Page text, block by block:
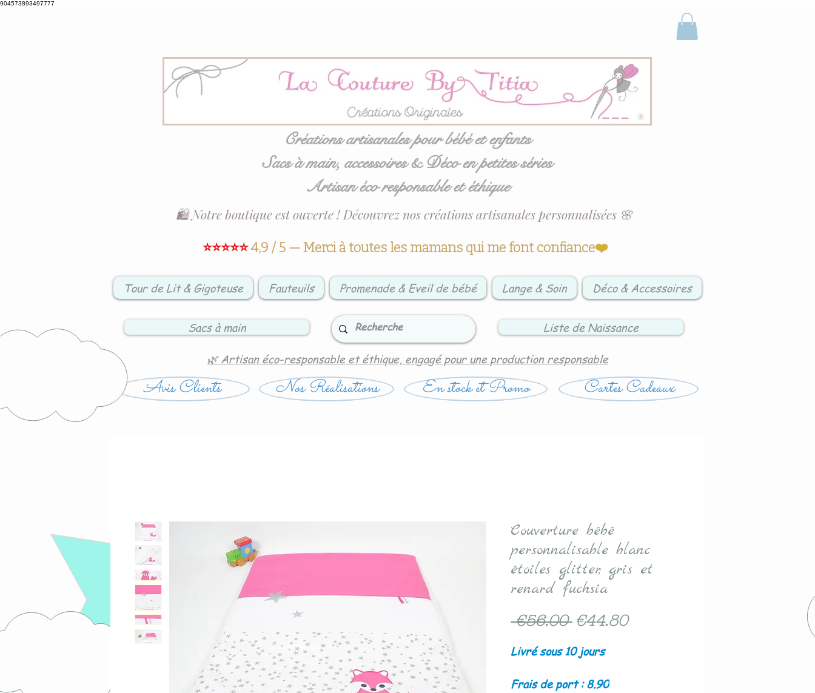
904573893497777
Créations artisanales pour bébé et enfants
Sacs à main, accessoires & Déco en petites séries
Artisan éco responsable et éthique
⭐⭐⭐⭐⭐4,9 / 5 — Merci à toutes les mamans qui me font confiance❤️
🛍️ Notre boutique est ouverte ! Découvrez nos créations artisanales personnalisées 🌸
Tour de Lit & Gigoteuse Fauteuils Promenade & Eveil de bébé Lange & Soin Déco & Accessoires
Sacs à main Liste de Naissance
🌿 Artisan éco-responsable et éthique, engagé pour une production responsable
Avis Clients Nos Réalisations En stock et Promo Cartes Cadeaux
Couverture bébé
personnalisable blanc
étoiles glitter, gris et
renard fuchsia
€56.00 Regular
€44.80Sale
Livré sous 10 jours
Frais de port : 8.90